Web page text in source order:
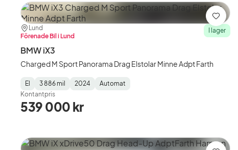
Plats:
Lund
Återförsäljare:
Förenade Bil i Lund
I lager
BMW iX3
Charged M Sport Panorama Drag Elstolar Minne Adpt Farth
Fuel
Type:
El
Mätarställning :
3 886 mil
Model
Year:
2024
Gearbox
Type:
Automat
Kontantpris
539 000 kr
Spara